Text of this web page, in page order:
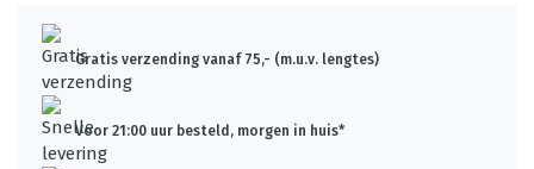
Gratis verzending vanaf 75,- (m.u.v. lengtes)
Voor 21:00 uur besteld, morgen in huis*